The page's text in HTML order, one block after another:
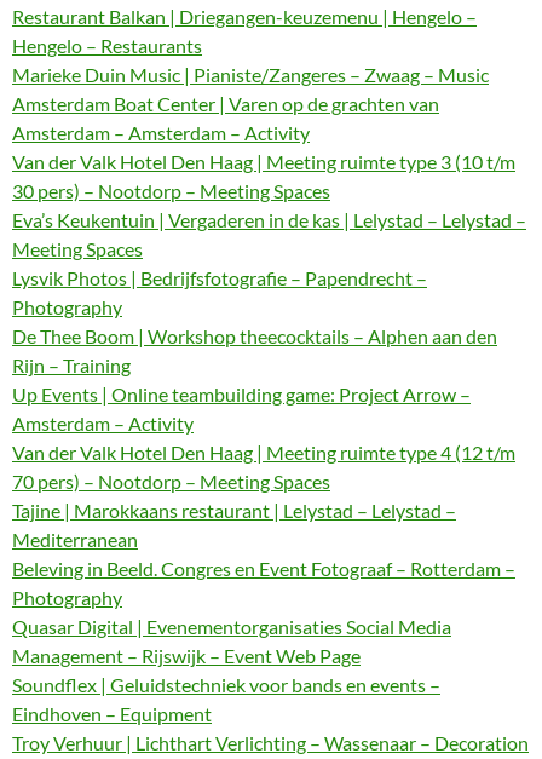
Restaurant Balkan | Driegangen-keuzemenu | Hengelo –
Hengelo – Restaurants
Marieke Duin Music | Pianiste/Zangeres – Zwaag – Music
Amsterdam Boat Center | Varen op de grachten van
Amsterdam – Amsterdam – Activity
Van der Valk Hotel Den Haag | Meeting ruimte type 3 (10 t/m
30 pers) – Nootdorp – Meeting Spaces
Eva’s Keukentuin | Vergaderen in de kas | Lelystad – Lelystad –
Meeting Spaces
Lysvik Photos | Bedrijfsfotografie – Papendrecht –
Photography
De Thee Boom | Workshop theecocktails – Alphen aan den
Rijn – Training
Up Events | Online teambuilding game: Project Arrow –
Amsterdam – Activity
Van der Valk Hotel Den Haag | Meeting ruimte type 4 (12 t/m
70 pers) – Nootdorp – Meeting Spaces
Tajine | Marokkaans restaurant | Lelystad – Lelystad –
Mediterranean
Beleving in Beeld. Congres en Event Fotograaf – Rotterdam –
Photography
Quasar Digital | Evenementorganisaties Social Media
Management – Rijswijk – Event Web Page
Soundflex | Geluidstechniek voor bands en events –
Eindhoven – Equipment
Troy Verhuur | Lichthart Verlichting – Wassenaar – Decoration